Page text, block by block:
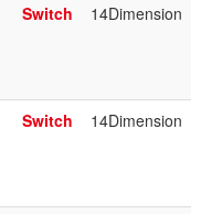
Switch 14Dimension
Switch 14Dimension